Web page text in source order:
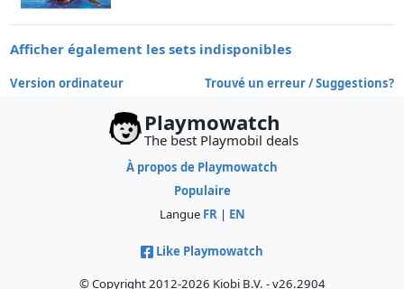
Afficher également les sets indisponibles
Version ordinateur Trouvé un erreur / Suggestions?
Playmowatch
The best Playmobil deals
À propos de Playmowatch
Populaire
Langue FR | EN
Like Playmowatch
© Copyright 2012-2026 Kiobi B.V. - v26.2904